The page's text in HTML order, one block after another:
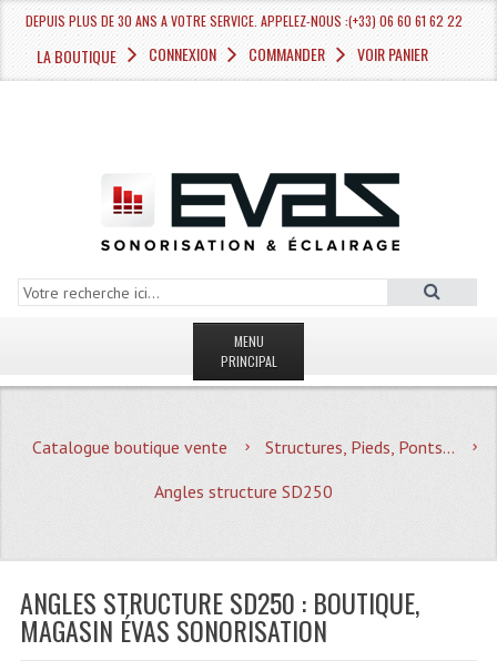
DEPUIS PLUS DE 30 ANS A VOTRE SERVICE. APPELEZ-NOUS :(+33) 06 60 61 62 22
LA BOUTIQUE CONNEXION COMMANDER VOIR PANIER
MENU
PRINCIPAL
MAGASIN
Quoi De Neuf?
Plan Acces, Horaires.
Location De Matériel
Catalogue boutique vente
Structures, Pieds, Ponts...
Angles structure SD250
ANGLES STRUCTURE SD250 : BOUTIQUE,
MAGASIN ÉVAS SONORISATION